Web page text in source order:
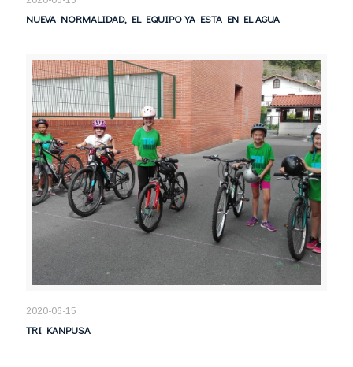
NUEVA NORMALIDAD, EL EQUIPO YA ESTA EN EL AGUA
2020-06-15
TRI KANPUSA